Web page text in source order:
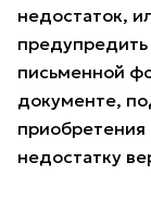
недостаток,
предупредить
письменной
документе,
приобретения
недостатку